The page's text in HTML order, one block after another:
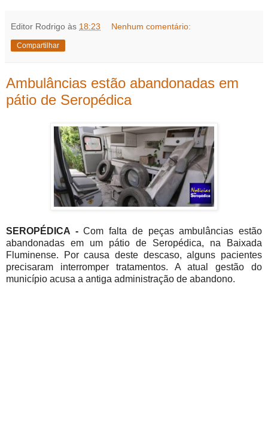
Editor Rodrigo às 18:23 Nenhum comentário:
Compartilhar
Ambulâncias estão abandonadas em
pátio de Seropédica
SEROPÉDICA -Com falta de peças ambulâncias estão
abandonadas em um pátio de Seropédica, na Baixada
Fluminense.
Por causa deste descaso, alguns pacientes
precisaram interromper tratamentos. A atual gestão do
município acusa a antiga administração de abandono.